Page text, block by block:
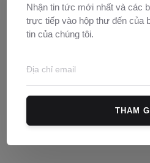
Nhận tin tức mới nhất và các
trực tiếp vào hộp thư đến của
tin của chúng tôi.
THAM